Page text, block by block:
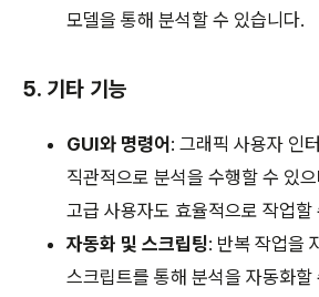
모델을 통해 분석할 수 있습니다.
5. 기타 기능
GUI와 명령어: 그래픽 사용자 인
직관적으로 분석을 수행할 수 있
고급 사용자도 효율적으로 작업할
자동화 및 스크립팅: 반복 작업을
스크립트를 통해 분석을 자동화할